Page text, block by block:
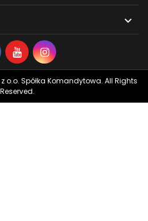

o.o. Spółka Komandytowa. All Rights
Reserved.